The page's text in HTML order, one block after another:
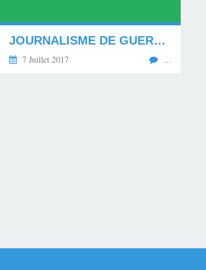
JOURNALISME DE GUERRE. ********
7 Juillet 2017 …